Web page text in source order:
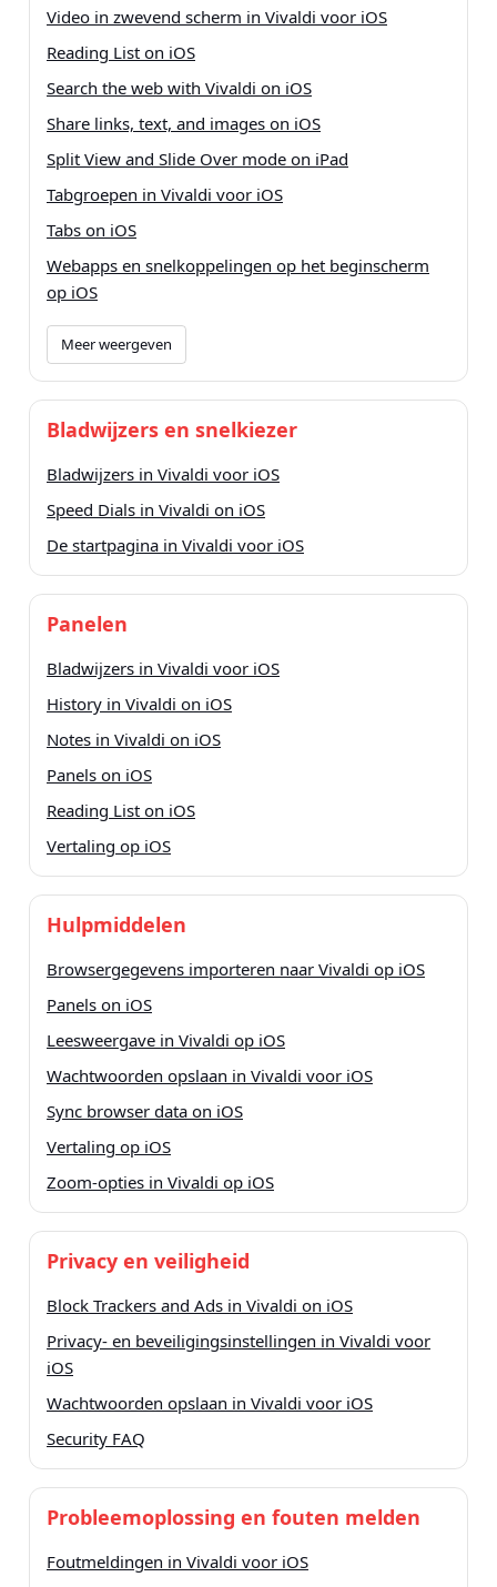
Video in zwevend scherm in Vivaldi voor iOS
Reading List on iOS
Search the web with Vivaldi on iOS
Share links, text, and images on iOS
Split View and Slide Over mode on iPad
Tabgroepen in Vivaldi voor iOS
Tabs on iOS
Webapps en snelkoppelingen op het beginscherm
op iOS
Meer weergeven
Bladwijzers en snelkiezer
Bladwijzers in Vivaldi voor iOS
Speed Dials in Vivaldi on iOS
De startpagina in Vivaldi voor iOS
Panelen
Bladwijzers in Vivaldi voor iOS
History in Vivaldi on iOS
Notes in Vivaldi on iOS
Panels on iOS
Reading List on iOS
Vertaling op iOS
Hulpmiddelen
Browsergegevens importeren naar Vivaldi op iOS
Panels on iOS
Leesweergave in Vivaldi op iOS
Wachtwoorden opslaan in Vivaldi voor iOS
Sync browser data on iOS
Vertaling op iOS
Zoom-opties in Vivaldi op iOS
Privacy en veiligheid
Block Trackers and Ads in Vivaldi on iOS
Privacy- en beveiligingsinstellingen in Vivaldi voor
iOS
Wachtwoorden opslaan in Vivaldi voor iOS
Security FAQ
Probleemoplossing en fouten melden
Foutmeldingen in Vivaldi voor iOS